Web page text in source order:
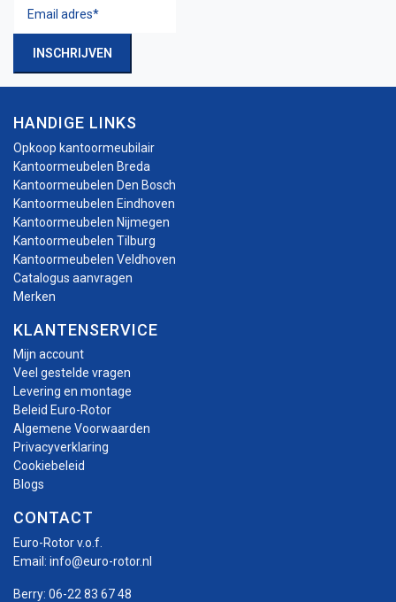
INSCHRIJVEN
HANDIGE LINKS
Opkoop kantoormeubilair
Kantoormeubelen Breda
Kantoormeubelen Den Bosch
Kantoormeubelen Eindhoven
Kantoormeubelen Nijmegen
Kantoormeubelen Tilburg
Kantoormeubelen Veldhoven
Catalogus aanvragen
Merken
KLANTENSERVICE
Mijn account
Veel gestelde vragen
Levering en montage
Beleid Euro-Rotor
Algemene Voorwaarden
Privacyverklaring
Cookiebeleid
Blogs
CONTACT
Euro-Rotor v.o.f.
Email: info@euro-rotor.nl
Berry: 06-22 83 67 48